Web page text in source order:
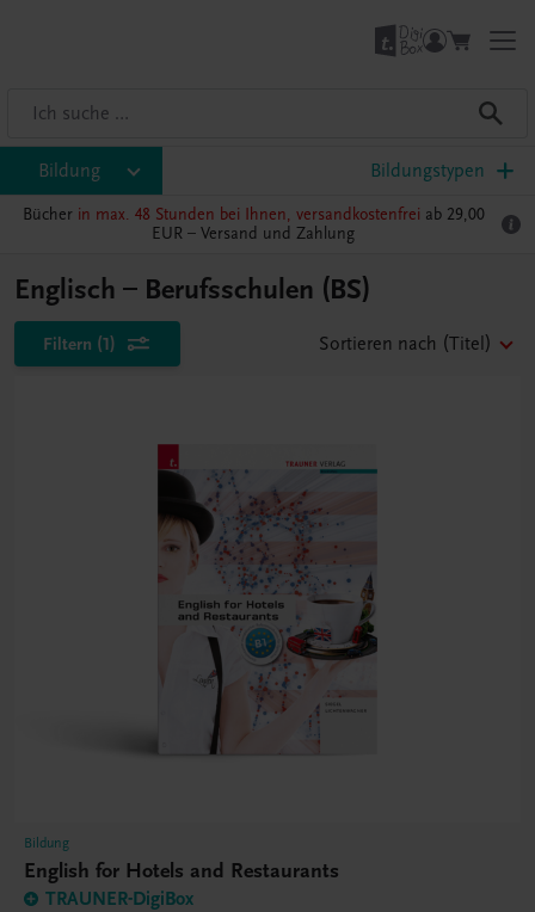
Bildung Bildungstypen
Bücher in max. 48 Stunden bei Ihnen, versandkostenfrei ab 29,00
EUR – Versand und Zahlung
Englisch – Berufsschulen (BS)
Filtern (1) Sortieren nach (Titel)
Bildung
English for Hotels and Restaurants
TRAUNER-DigiBox